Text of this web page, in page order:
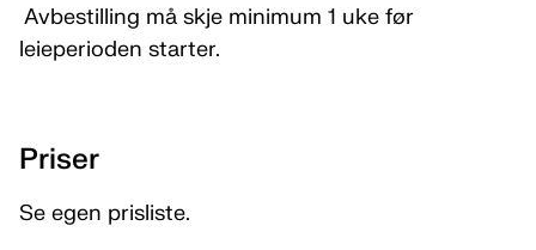
Avbestilling må skje minimum 1 uke før
leieperioden starter.
Priser
Se egen prisliste.